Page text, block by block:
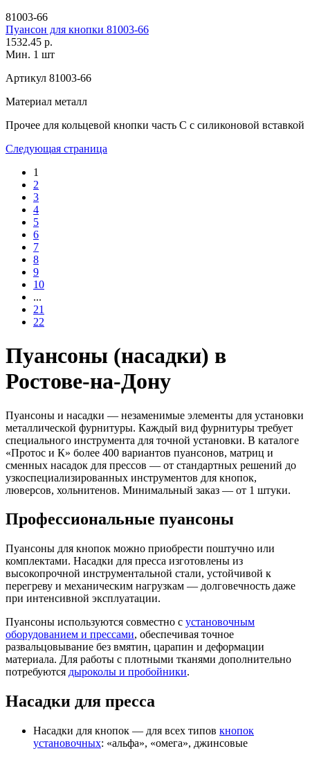
81003-66
Пуансон для кнопки 81003-66
1532.45 р.
Мин. 1 шт
Артикул 81003-66
Материал металл
Прочее для кольцевой кнопки часть С с силиконовой вставкой
Следующая страница
1
2
3
4
5
6
7
8
9
10
...
21
22
Пуансоны (насадки) в
Ростове-на-Дону
Пуансоны и насадки — незаменимые элементы для установки
металлической фурнитуры. Каждый вид фурнитуры требует
специального инструмента для точной установки. В каталоге
«Протос и К» более 400 вариантов пуансонов, матриц и
сменных насадок для прессов — от стандартных решений до
узкоспециализированных инструментов для кнопок,
люверсов, хольнитенов. Минимальный заказ — от 1 штуки.
Профессиональные пуансоны
Пуансоны для кнопок можно приобрести поштучно или
комплектами. Насадки для пресса изготовлены из
высокопрочной инструментальной стали, устойчивой к
перегреву и механическим нагрузкам — долговечность даже
при интенсивной эксплуатации.
Пуансоны используются совместно с установочным
оборудованием и прессами, обеспечивая точное
развальцовывание без вмятин, царапин и деформации
материала. Для работы с плотными тканями дополнительно
потребуются дыроколы и пробойники.
Насадки для пресса
Насадки для кнопок — для всех типов кнопок
установочных: «альфа», «омега», джинсовые